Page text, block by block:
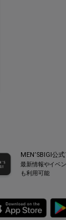
MEN’SBIGI公
最新情報やイベ
も利用可能